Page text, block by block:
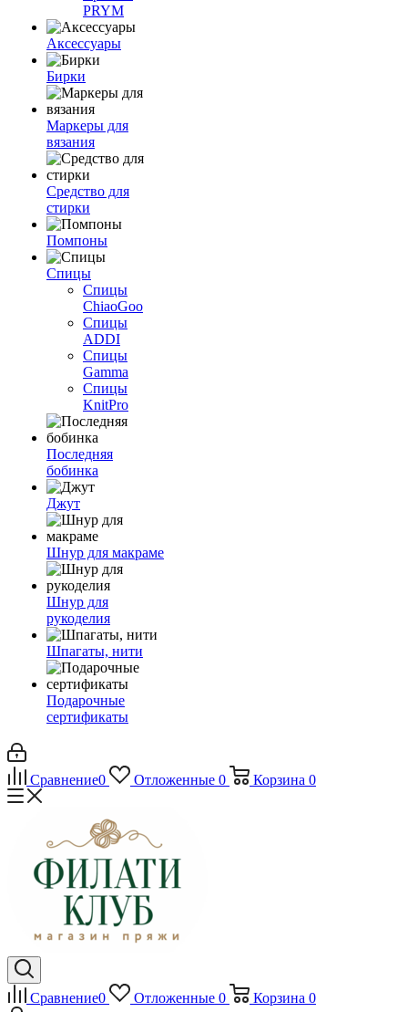
PRYM
Аксессуары
Бирки
Маркеры для
вязания
Средство для
стирки
Помпоны
Спицы
Спицы
ChiaoGoo
Спицы
ADDI
Спицы
Gamma
Спицы
KnitPro
Последняя
бобинка
Джут
Шнур для макраме
Шнур для
рукоделия
Шпагаты, нити
Подарочные
сертификаты
Сравнение0 Отложенные 0 Корзина 0
Сравнение0 Отложенные 0 Корзина 0